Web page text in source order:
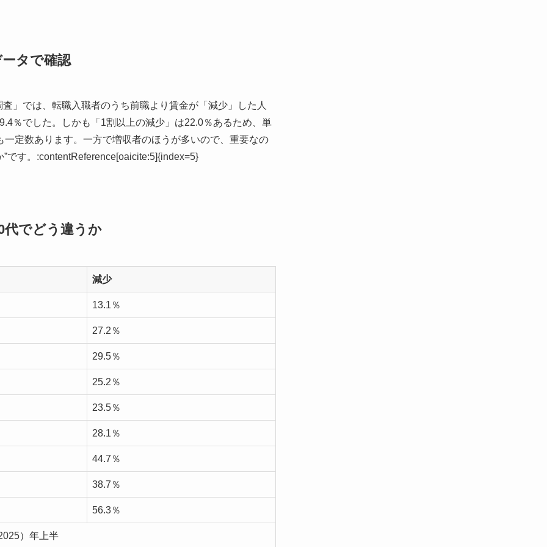
タで確認
」では、転職入職者のうち前職より賃金が「減少」した人
％でした。しかも「1割以上の減少」は22.0％あるため、単
定数あります。一方で増収者のほうが多いので、重要なの
です。:contentReference[oaicite:5]{index=5}
代でどう違うか
減少
13.1％
27.2％
29.5％
25.2％
23.5％
28.1％
44.7％
38.7％
56.3％
）年上半